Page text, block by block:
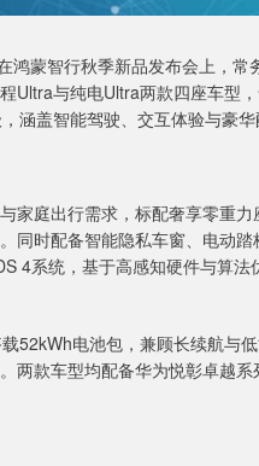
鸿蒙智行秋季新品发布会上，
Ultra与纯电Ultra两款四座车型
涵盖智能驾驶、交互体验与豪
家庭出行需求，标配奢享零重
同时配备智能隐私车窗、电动
4系统，基于高感知硬件与算
52kWh电池包，兼顾长续航与
两款车型均配备华为悦彰卓越